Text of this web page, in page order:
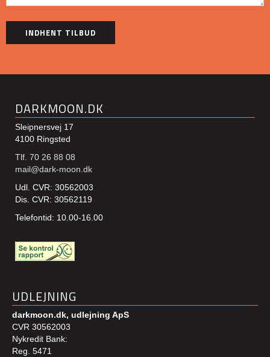
DARKMOON.DK
Sleipnersvej 17
4100 Ringsted
Tlf. 70 26 88 08
mail@dark-moon.dk
Udl. CVR: 30562003
Dis. CVR: 30562119
Telefontid: 10.00-16.00
UDLEJNING
darkmoon.dk, udlejning ApS
CVR 30562003
Nykredit Bank:
Reg. 5471